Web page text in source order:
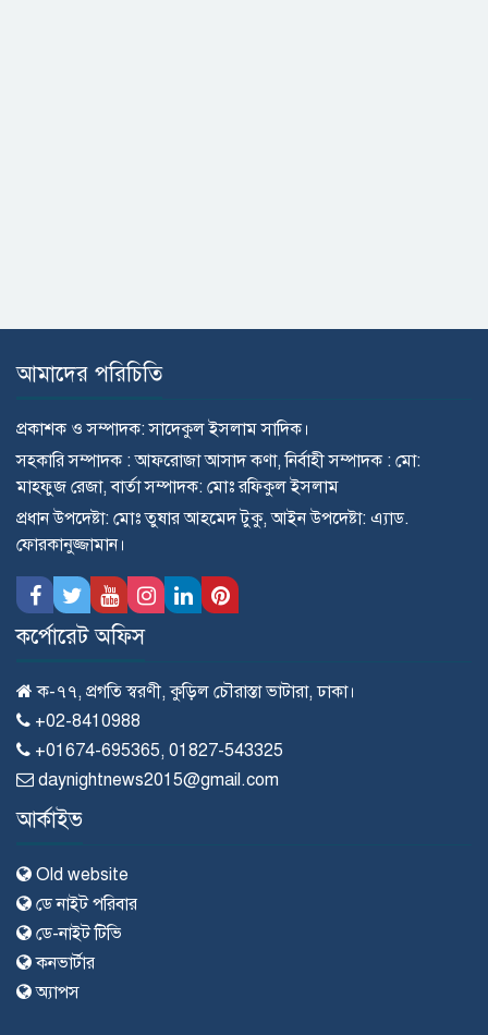
আমাদের পরিচিতি
প্রকাশক ও সম্পাদক: সাদেকুল ইসলাম সাদিক।
সহকারি সম্পাদক : আফরোজা আসাদ কণা, নির্বাহী সম্পাদক : মো:
মাহ্ফুজ রেজা, বার্তা সম্পাদক: মোঃ রফিকুল ইসলাম
প্রধান উপদেষ্টা: মোঃ তুষার আহমেদ টুকু, আইন উপদেষ্টা: এ্যাড.
ফোরকানুজ্জামান।
কর্পোরেট অফিস
ক-৭৭, প্রগতি স্বরণী, কুড়িল চৌরাস্তা ভাটারা, ঢাকা।
+02-8410988
+01674-695365, 01827-543325
daynightnews2015@gmail.com
আর্কাইভ
Old website
ডে নাইট পরিবার
ডে-নাইট টিভি
কনভার্টার
অ্যাপস